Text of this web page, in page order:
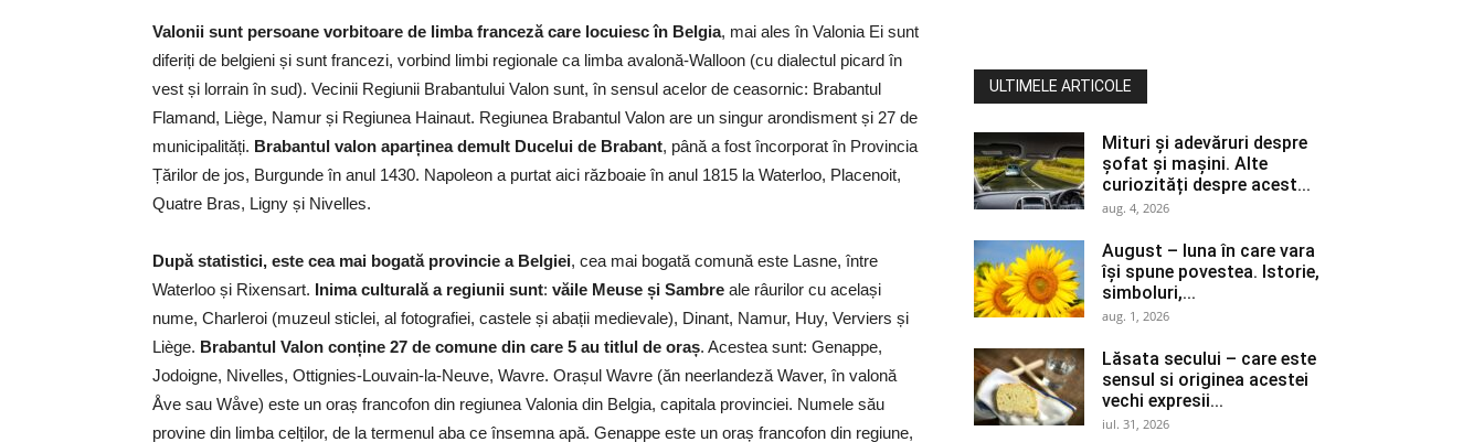
Valonii sunt persoane vorbitoare de limba franceză care locuiesc în Belgia, mai ales în Valonia Ei sunt
diferiți de belgieni și sunt francezi, vorbind limbi regionale ca limba avalonă-Walloon (cu dialectul picard în
vest și lorrain în sud). Vecinii Regiunii Brabantului Valon sunt, în sensul acelor de ceasornic: Brabantul
Flamand, Liège, Namur și Regiunea Hainaut. Regiunea Brabantul Valon are un singur arondisment și 27 de
municipalități. Brabantul valon aparținea demult Ducelui de Brabant, până a fost încorporat în Provincia
Țărilor de jos, Burgunde în anul 1430. Napoleon a purtat aici războaie în anul 1815 la Waterloo, Placenoit,
Quatre Bras, Ligny și Nivelles.
După statistici, este cea mai bogată provincie a Belgiei, cea mai bogată comună este Lasne, între
Waterloo și Rixensart. Inima culturală a regiunii sunt: văile Meuse și Sambre ale râurilor cu același
nume, Charleroi (muzeul sticlei, al fotografiei, castele și abații medievale), Dinant, Namur, Huy, Verviers și
Liège. Brabantul Valon conține 27 de comune din care 5 au titlul de oraș. Acestea sunt: Genappe,
Jodoigne, Nivelles, Ottignies-Louvain-la-Neuve, Wavre. Orașul Wavre (ăn neerlandeză Waver, în valonă
Åve sau Wåve) este un oraș francofon din regiunea Valonia din Belgia, capitala provinciei. Numele său
provine din limba celților, de la termenul aba ce însemna apă. Genappe este un oraș francofon din regiune,
ULTIMELE ARTICOLE
Mituri și adevăruri despre
șofat și mașini. Alte
curiozități despre acest...
aug. 4, 2026
August – luna în care vara
își spune povestea. Istorie,
simboluri,...
aug. 1, 2026
Lăsata secului – care este
sensul si originea acestei
vechi expresii...
iul. 31, 2026